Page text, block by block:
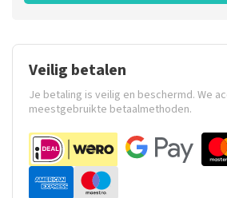
Veilig betalen
Je betaling is veilig en beschermd. We
meestgebruikte betaalmethoden.